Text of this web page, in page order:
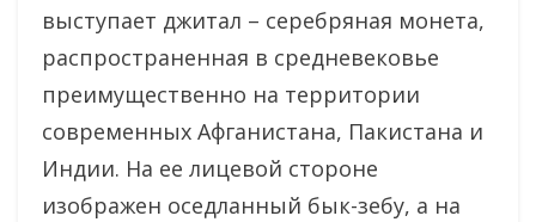
выступает джитал – серебряная монета,
распространенная в средневековье
преимущественно на территории
современных Афганистана, Пакистана и
Индии. На ее лицевой стороне
изображен оседланный бык-зебу, а на